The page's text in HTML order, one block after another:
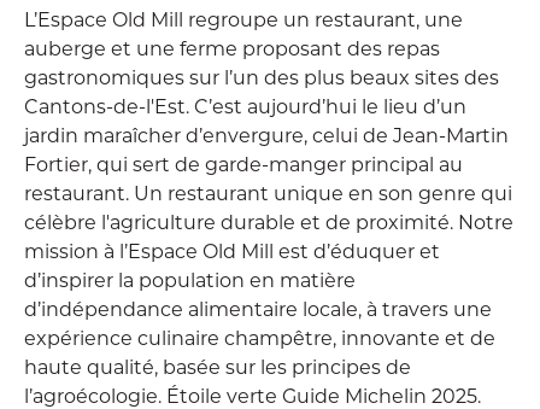
L’Espace Old Mill regroupe un restaurant, une
auberge et une ferme proposant des repas
gastronomiques sur l’un des plus beaux sites des
Cantons-de-l'Est. C’est aujourd’hui le lieu d’un
jardin maraîcher d’envergure, celui de Jean-Martin
Fortier, qui sert de garde-manger principal au
restaurant. Un restaurant unique en son genre qui
célèbre l'agriculture durable et de proximité. Notre
mission à l’Espace Old Mill est d’éduquer et
d’inspirer la population en matière
d’indépendance alimentaire locale, à travers une
expérience culinaire champêtre, innovante et de
haute qualité, basée sur les principes de
l’agroécologie. Étoile verte Guide Michelin 2025.